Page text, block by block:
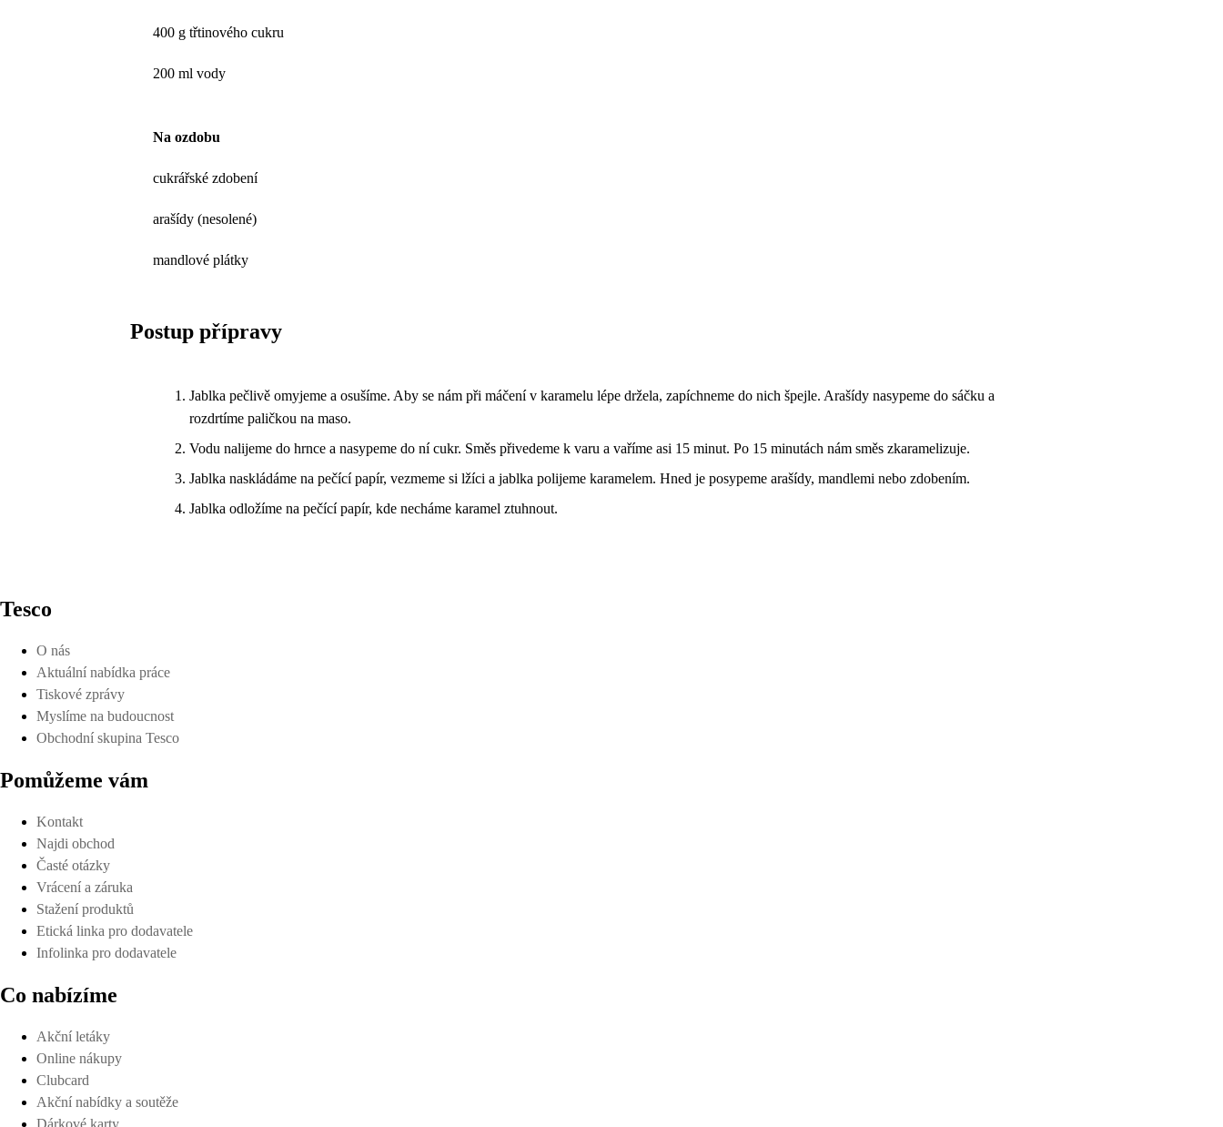
400 g třtinového cukru
200 ml vody
Na ozdobu
cukrářské zdobení
arašídy (nesolené)
mandlové plátky
Postup přípravy
Jablka pečlivě omyjeme a osušíme. Aby se nám při máčení v karamelu lépe držela, zapíchneme do nich špejle. Arašídy nasypeme do sáčku a
rozdrtíme paličkou na maso.
Vodu nalijeme do hrnce a nasypeme do ní cukr. Směs přivedeme k varu a vaříme asi 15 minut. Po 15 minutách nám směs zkaramelizuje.
Jablka naskládáme na pečící papír, vezmeme si lžíci a jablka polijeme karamelem. Hned je posypeme arašídy, mandlemi nebo zdobením.
Jablka odložíme na pečící papír, kde necháme karamel ztuhnout.
Tesco
O nás
Aktuální nabídka práce
Tiskové zprávy
Myslíme na budoucnost
Obchodní skupina Tesco
Pomůžeme vám
Kontakt
Najdi obchod
Časté otázky
Vrácení a záruka
Stažení produktů
Etická linka pro dodavatele
Infolinka pro dodavatele
Co nabízíme
Akční letáky
Online nákupy
Clubcard
Akční nabídky a soutěže
Dárkové karty